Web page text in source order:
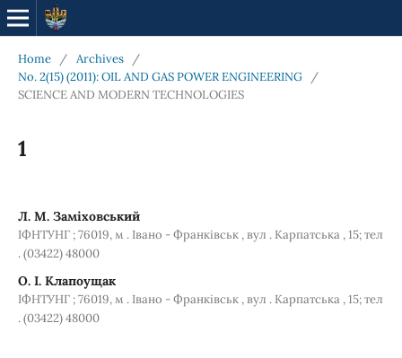
Home / Archives
/
No. 2(15) (2011): OIL AND GAS POWER ENGINEERING
/
SCIENCE AND MODERN TECHNOLOGIES
1
Л. М. Заміховський
ІФНТУНГ ; 76019, м . Івано - Франківськ , вул . Карпатська , 15; тел
. (03422) 48000
О. І. Клапоущак
ІФНТУНГ ; 76019, м . Івано - Франківськ , вул . Карпатська , 15; тел
. (03422) 48000